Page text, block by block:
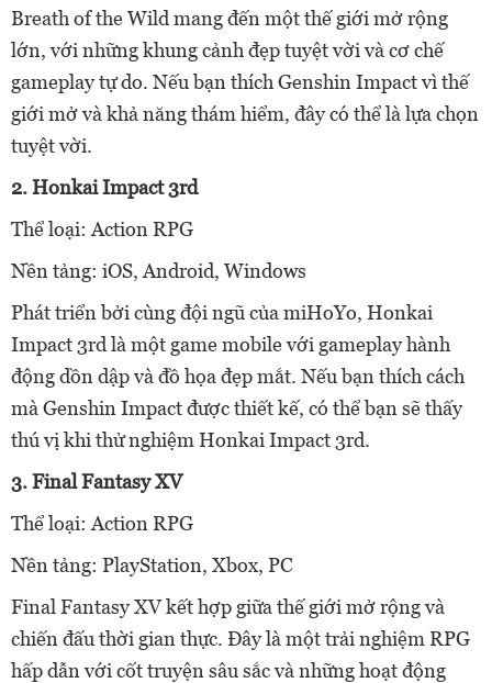
Breath of the Wild mang đến một thế giới mở rộng
lớn, với những khung cảnh đẹp tuyệt vời và cơ chế
gameplay tự do. Nếu bạn thích Genshin Impact vì thế
giới mở và khả năng thám hiểm, đây có thể là lựa chọn
tuyệt vời.
2. Honkai Impact 3rd
Thể loại: Action RPG
Nền tảng: iOS, Android, Windows
Phát triển bởi cùng đội ngũ của miHoYo, Honkai
Impact 3rd là một game mobile với gameplay hành
động dồn dập và đồ họa đẹp mắt. Nếu bạn thích cách
mà Genshin Impact được thiết kế, có thể bạn sẽ thấy
thú vị khi thử nghiệm Honkai Impact 3rd.
3. Final Fantasy XV
Thể loại: Action RPG
Nền tảng: PlayStation, Xbox, PC
Final Fantasy XV kết hợp giữa thế giới mở rộng và
chiến đấu thời gian thực. Đây là một trải nghiệm RPG
hấp dẫn với cốt truyện sâu sắc và những hoạt động